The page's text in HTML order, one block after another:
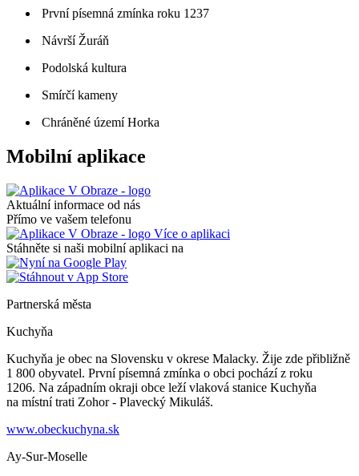
První písemná zmínka roku 1237
Návrší Žuráň
Podolská kultura
Smírčí kameny
Chráněné území Horka
Mobilní aplikace
Aktuální informace od nás
Přímo ve vašem telefonu
Více o aplikaci
Stáhněte si naši mobilní aplikaci na
Partnerská města
Kuchyňa
Kuchyňa je obec na Slovensku v okrese Malacky. Žije zde přibližně
1 800 obyvatel. První písemná zmínka o obci pochází z roku
1206. Na západním okraji obce leží vlaková stanice Kuchyňa
na místní trati Zohor - Plavecký Mikuláš.
www.obeckuchyna.sk
Ay-Sur-Moselle